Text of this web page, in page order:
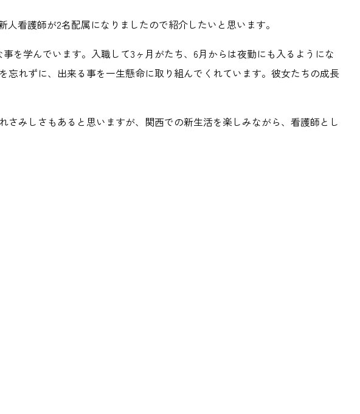
看護師が2名配属になりましたので紹介したいと思います。
を学んでいます。入職して3ヶ月がたち、6月からは夜勤にも入るようにな
忘れずに、出来る事を一生懸命に取り組んでくれています。彼女たちの成長
みしさもあると思いますが、関西での新生活を楽しみながら、看護師とし